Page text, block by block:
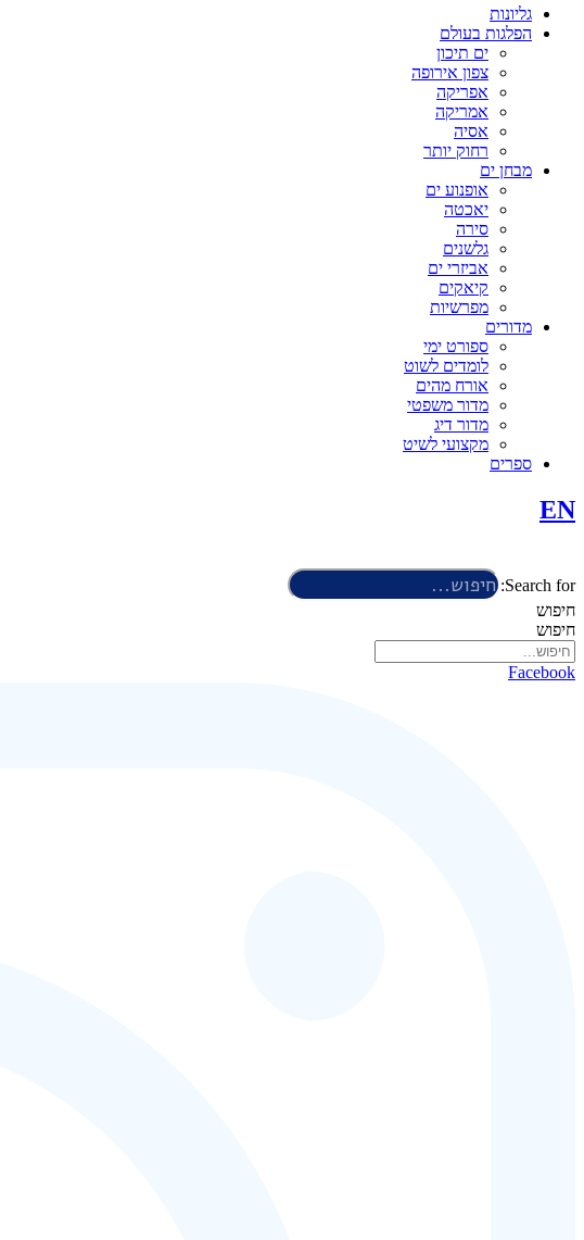
גליונות
הפלגות בעולם
ים תיכון
צפון אירופה
אפריקה
אמריקה
אסיה
רחוק יותר
מבחן ים
אופנוע ים
יאכטה
סירה
גלשנים
אביזרי ים
קיאקים
מפרשיות
מדורים
ספורט ימי
לומדים לשוט
אורח מהים
מדור משפטי
מדור דיג
מקצועי לשיט
ספרים
EN
Search for:
חיפוש
חיפוש
Facebook